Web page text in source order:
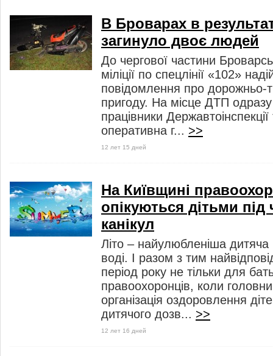
В Броварах в
загинуло двоє людей
До чергової частини
міліції по спецлінії «102»
повідомлення про дорожньо-
пригоду. На місце ДТП
працівники
оперативна г... >>
12 лет 15 дней
На Київщині
опікуються дітьми під
канікул
Літо – найулюбленіша дитяча
воді. І разом з тим
період року не тільки для
правоохоронців, коли
організація оздоровлення
дитячого дозв... >>
12 лет 16 дней